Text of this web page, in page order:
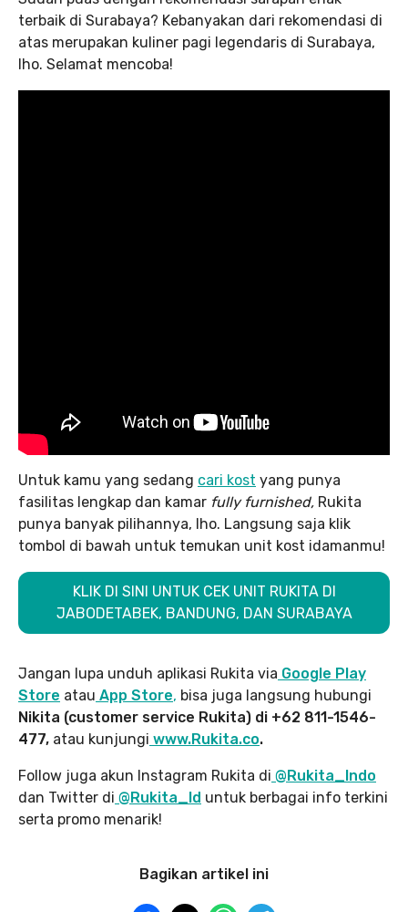
terbaik di Surabaya? Kebanyakan dari rekomendasi di
atas merupakan kuliner pagi legendaris di Surabaya,
lho. Selamat mencoba!
Untuk kamu yang sedang cari kost yang punya
fasilitas lengkap dan kamar fully furnished, Rukita
punya banyak pilihannya, lho. Langsung saja klik
tombol di bawah untuk temukan unit kost idamanmu!
KLIK DI SINI UNTUK CEK UNIT RUKITA DI
JABODETABEK, BANDUNG, DAN SURABAYA
Jangan lupa unduh aplikasi Rukita via Google Play
Store atau App Store, bisa juga langsung hubungi
Nikita (customer service Rukita) di +62 811-1546-
477, atau kunjungi www.Rukita.co.
Follow juga akun Instagram Rukita di @Rukita_Indo
dan Twitter di @Rukita_Id untuk berbagai info terkini
serta promo menarik!
Bagikan artikel ini